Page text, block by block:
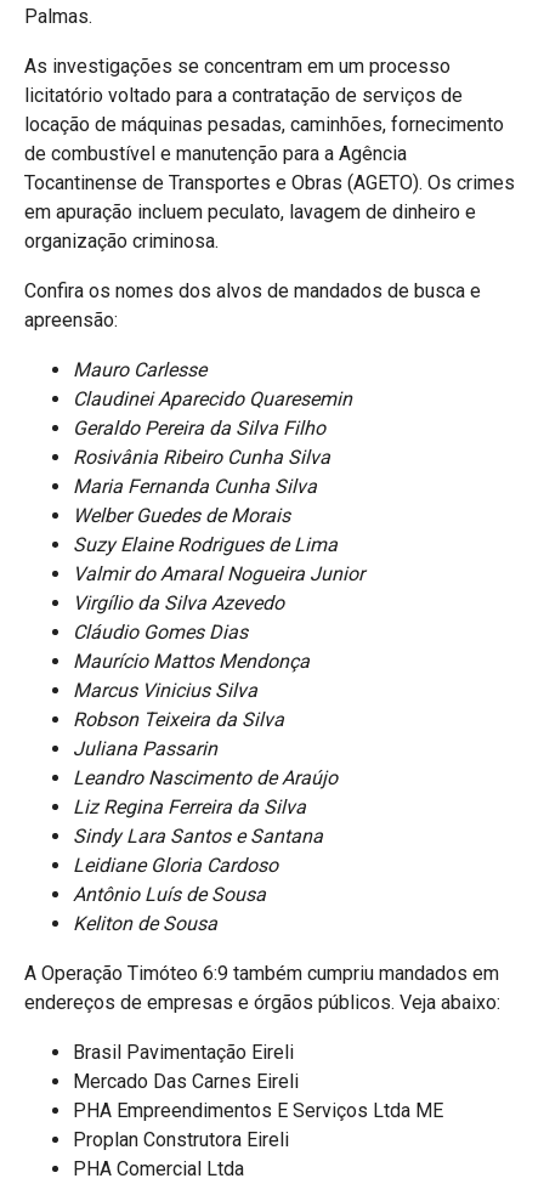
Palmas.
As investigações se concentram em um processo
licitatório voltado para a contratação de serviços de
locação de máquinas pesadas, caminhões, fornecimento
de combustível e manutenção para a Agência
Tocantinense de Transportes e Obras (AGETO). Os crimes
em apuração incluem peculato, lavagem de dinheiro e
organização criminosa.
Confira os nomes dos alvos de mandados de busca e
apreensão:
Mauro Carlesse
Claudinei Aparecido Quaresemin
Geraldo Pereira da Silva Filho
Rosivânia Ribeiro Cunha Silva
Maria Fernanda Cunha Silva
Welber Guedes de Morais
Suzy Elaine Rodrigues de Lima
Valmir do Amaral Nogueira Junior
Virgílio da Silva Azevedo
Cláudio Gomes Dias
Maurício Mattos Mendonça
Marcus Vinicius Silva
Robson Teixeira da Silva
Juliana Passarin
Leandro Nascimento de Araújo
Liz Regina Ferreira da Silva
Sindy Lara Santos e Santana
Leidiane Gloria Cardoso
Antônio Luís de Sousa
Keliton de Sousa
A Operação Timóteo 6:9 também cumpriu mandados em
endereços de empresas e órgãos públicos. Veja abaixo:
Brasil Pavimentação Eireli
Mercado Das Carnes Eireli
PHA Empreendimentos E Serviços Ltda ME
Proplan Construtora Eireli
PHA Comercial Ltda